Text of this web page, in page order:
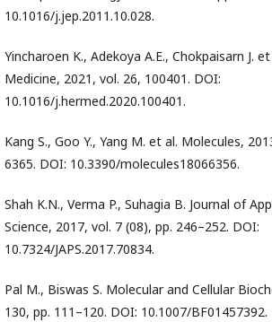
10.1016/j.jep.2011.10.028.
Yincharoen K., Adekoya A.E., Chokpaisarn J.
Medicine, 2021, vol. 26, 100401. DOI:
10.1016/j.hermed.2020.100401.
Kang S., Goo Y., Yang M. et al. Molecules,
6365. DOI: 10.3390/molecules18066356.
Shah K.N., Verma P., Suhagia B. Journal of
Science, 2017, vol. 7 (08), pp. 246–252. DOI:
10.7324/JAPS.2017.70834.
Pal M., Biswas S. Molecular and Cellular
130, pp. 111–120. DOI: 10.1007/BF01457392.